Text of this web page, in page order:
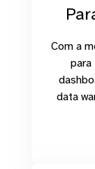
Com a
para
data